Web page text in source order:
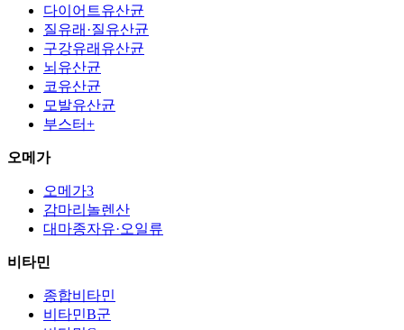
다이어트유산균
질유래·질유산균
구강유래유산균
뇌유산균
코유산균
모발유산균
부스터+
오메가
오메가3
감마리놀렌산
대마종자유·오일류
비타민
종합비타민
비타민B군